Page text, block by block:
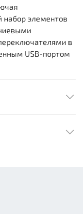
набор элементов
в
USB-портом